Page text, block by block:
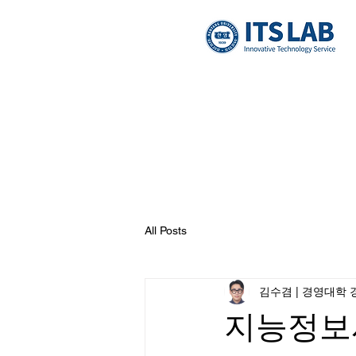
All Posts
지능정
김수겸 | 경영대학